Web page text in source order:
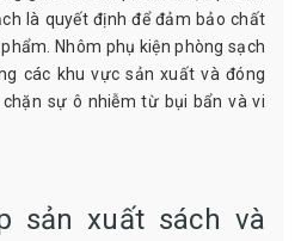
là quyết định để đảm bảo chất
Nhôm phụ kiện phòng sạch
các khu vực sản xuất và đóng
sự ô nhiễm từ bụi bẩn và vi
sản xuất sách và